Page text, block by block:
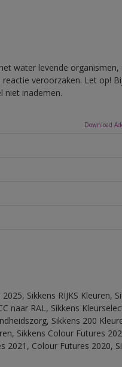
water levende organismen,
veroorzaken. Let op!
niet inademen.
Download
Sikkens RIJKS Kleuren,
naar RAL, Sikkens
Sikkens 200
Sikkens Colour Futures
2021, Colour Futures 2020,